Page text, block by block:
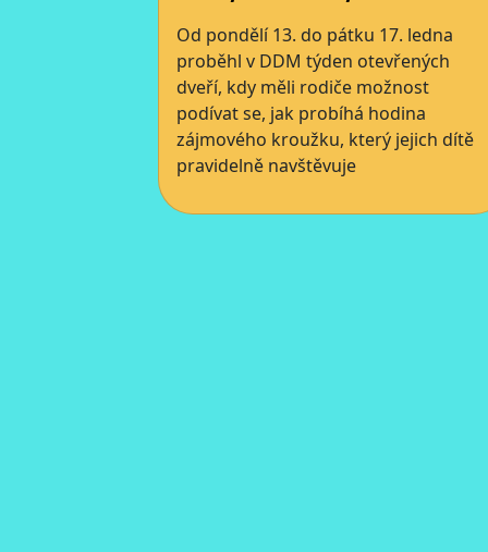
Od pondělí 13. do pátku 17. ledna
proběhl v DDM týden otevřených
dveří, kdy měli rodiče možnost
podívat se, jak probíhá hodina
zájmového kroužku, který jejich dítě
pravidelně navštěvuje